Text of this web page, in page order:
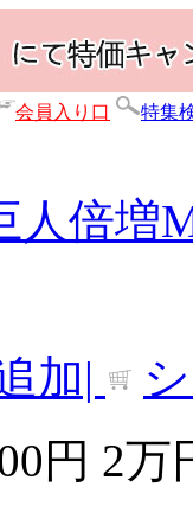
会員入り口 特集
人倍増
加|
円 2